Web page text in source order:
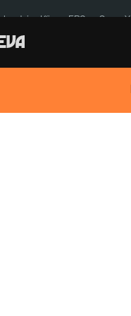
Kíiv ERC SpaceX